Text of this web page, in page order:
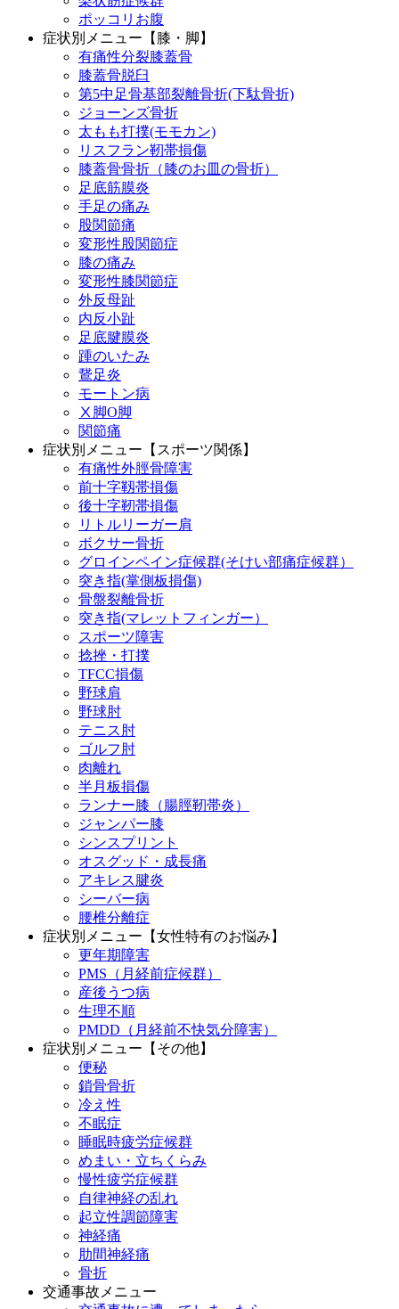
ポッコリお腹
症状別メニュー【膝・脚】
有痛性分裂膝蓋骨
膝蓋骨脱臼
第5中足骨基部裂離骨折(下駄骨折)
ジョーンズ骨折
太もも打撲(モモカン)
リスフラン靭帯損傷
膝蓋骨骨折（膝のお皿の骨折）
足底筋膜炎
手足の痛み
股関節痛
変形性股関節症
膝の痛み
変形性膝関節症
外反母趾
内反小趾
足底腱膜炎
踵のいたみ
鵞足炎
モートン病
Ⅹ脚O脚
関節痛
症状別メニュー【スポーツ関係】
有痛性外脛骨障害
前十字靱帯損傷
後十字靭帯損傷
リトルリーガー肩
ボクサー骨折
グロインペイン症候群(そけい部痛症候群）
突き指(掌側板損傷)
骨盤裂離骨折
突き指(マレットフィンガー）
スポーツ障害
捻挫・打撲
TFCC損傷
野球肩
野球肘
テニス肘
ゴルフ肘
肉離れ
半月板損傷
ランナー膝（腸脛靭帯炎）
ジャンパー膝
シンスプリント
オスグッド・成長痛
アキレス腱炎
シーバー病
腰椎分離症
症状別メニュー【女性特有のお悩み】
更年期障害
PMS（月経前症候群）
産後うつ病
生理不順
PMDD（月経前不快気分障害）
症状別メニュー【その他】
便秘
鎖骨骨折
冷え性
不眠症
睡眠時疲労症候群
めまい・立ちくらみ
慢性疲労症候群
自律神経の乱れ
起立性調節障害
神経痛
肋間神経痛
骨折
交通事故メニュー